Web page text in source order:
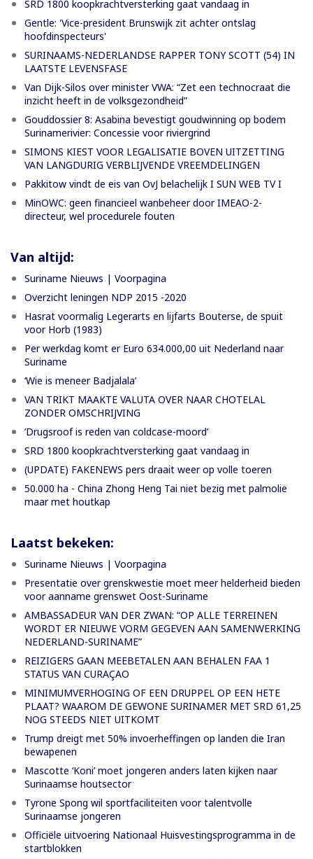
SRD 1800 koopkrachtversterking gaat vandaag in
Gentle: 'Vice-president Brunswijk zit achter ontslag
hoofdinspecteurs'
SURINAAMS-NEDERLANDSE RAPPER TONY SCOTT (54) IN
LAATSTE LEVENSFASE
Van Dijk-Silos over minister VWA: “Zet een technocraat die
inzicht heeft in de volksgezondheid”
Gouddossier 8: Asabina bevestigt goudwinning op bodem
Surinamerivier: Concessie voor riviergrind
SIMONS KIEST VOOR LEGALISATIE BOVEN UITZETTING
VAN LANGDURIG VERBLIJVENDE VREEMDELINGEN
Pakkitow vindt de eis van OvJ belachelijk I SUN WEB TV I
MinOWC: geen financieel wanbeheer door IMEAO-2-
directeur, wel procedurele fouten
Van altijd:
Suriname Nieuws | Voorpagina
Overzicht leningen NDP 2015 -2020
Hasrat voormalig Legerarts en lijfarts Bouterse, de spuit
voor Horb (1983)
Per werkdag komt er Euro 634.000,00 uit Nederland naar
Suriname
‘Wie is meneer Badjalala’
VAN TRIKT MAAKTE VALUTA OVER NAAR CHOTELAL
ZONDER OMSCHRIJVING
’Drugsroof is reden van coldcase-moord’
SRD 1800 koopkrachtversterking gaat vandaag in
(UPDATE) FAKENEWS pers draait weer op volle toeren
50.000 ha - China Zhong Heng Tai niet bezig met palmolie
maar met houtkap
Laatst bekeken:
Suriname Nieuws | Voorpagina
Presentatie over grenskwestie moet meer helderheid bieden
voor aanname grenswet Oost-Suriname
AMBASSADEUR VAN DER ZWAN: “OP ALLE TERREINEN
WORDT ER NIEUWE VORM GEGEVEN AAN SAMENWERKING
NEDERLAND-SURINAME”
REIZIGERS GAAN MEEBETALEN AAN BEHALEN FAA 1
STATUS VAN CURAÇAO
MINIMUMVERHOGING OF EEN DRUPPEL OP EEN HETE
PLAAT? WAAROM DE GEWONE SURINAMER MET SRD 61,25
NOG STEEDS NIET UITKOMT
Trump dreigt met 50% invoerheffingen op landen die Iran
bewapenen
Mascotte ‘Koni’ moet jongeren anders laten kijken naar
Surinaamse houtsector
Tyrone Spong wil sportfaciliteiten voor talentvolle
Surinaamse jongeren
Officiële uitvoering Nationaal Huisvestingsprogramma in de
startblokken